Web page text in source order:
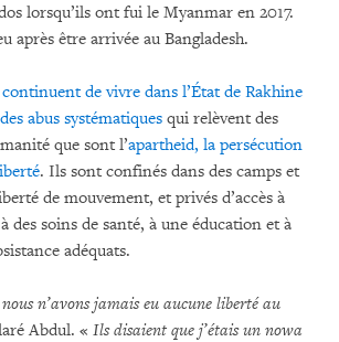
lorsqu’ils ont fui le Myanmar en 2017.
après être arrivée au Bangladesh.
continuent de vivre dans l’État de Rakhine
abus systématiques qui relèvent des
que sont l’apartheid, la persécution
. Ils sont confinés dans des camps et
de mouvement, et privés d’accès à
des soins de santé, à une éducation et à
adéquats.
n’avons jamais eu aucune liberté au
Abdul. « Ils disaient que j’étais un nowa